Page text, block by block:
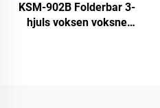
KSM-902B Folderbar 3-
hjuls voksen voksne